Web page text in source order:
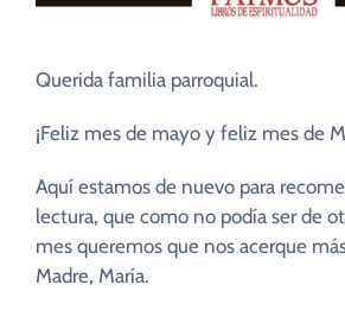
Querida familia parroquial.
¡Feliz mes de mayo y feliz mes de
Aquí estamos de nuevo para
lectura, que como no podía ser de
mes queremos que nos acerque
Madre, María.